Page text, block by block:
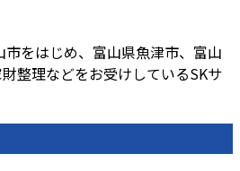
をはじめ、富山県魚津市、富山
整理などをお受けしているSKサ